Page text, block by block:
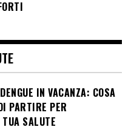
IN VACANZA: COSA
PARTIRE PER
SALUTE